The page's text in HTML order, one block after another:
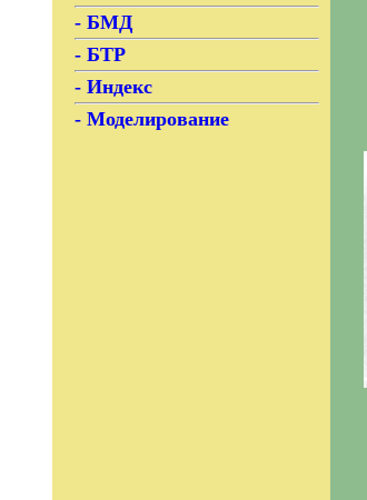
- БМД
- БТР
- Индекс
- Моделирование